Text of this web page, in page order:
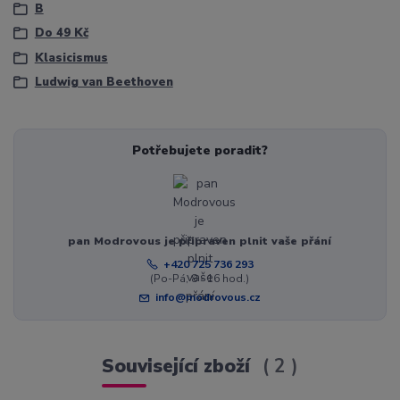
B
Do 49 Kč
Klasicismus
Ludwig van Beethoven
Potřebujete poradit?
pan Modrovous je připraven plnit vaše přání
+420 725 736 293
(Po-Pá, 8 - 16 hod.)
info@modrovous.cz
Související zboží 2